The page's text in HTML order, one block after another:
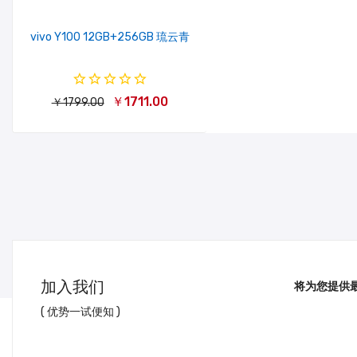
vivo Y100 12GB+256GB 琉云青
￥1799.00 ￥1711.00
加入我们
( 优势一试便知 )
将为您提供